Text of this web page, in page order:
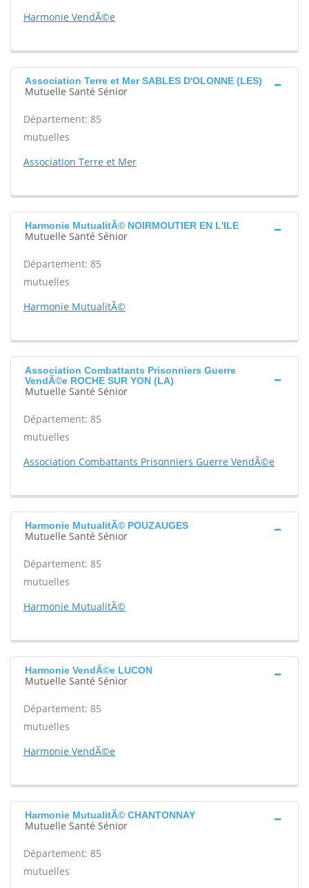
Harmonie VendÃ©e
Association Terre et Mer SABLES D'OLONNE (LES)
Mutuelle Santé Sénior
Département: 85
mutuelles
Association Terre et Mer
Harmonie MutualitÃ© NOIRMOUTIER EN L'ILE
Mutuelle Santé Sénior
Département: 85
mutuelles
Harmonie MutualitÃ©
Association Combattants Prisonniers Guerre
VendÃ©e ROCHE SUR YON (LA)
Mutuelle Santé Sénior
Département: 85
mutuelles
Association Combattants Prisonniers Guerre VendÃ©e
Harmonie MutualitÃ© POUZAUGES
Mutuelle Santé Sénior
Département: 85
mutuelles
Harmonie MutualitÃ©
Harmonie VendÃ©e LUCON
Mutuelle Santé Sénior
Département: 85
mutuelles
Harmonie VendÃ©e
Harmonie MutualitÃ© CHANTONNAY
Mutuelle Santé Sénior
Département: 85
mutuelles